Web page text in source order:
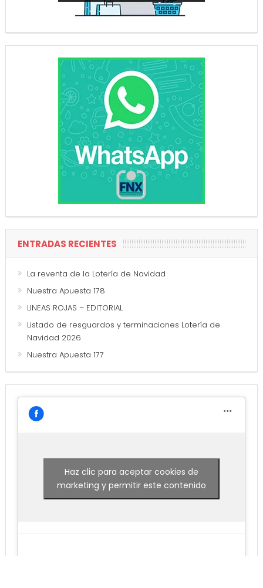
ENTRADAS RECIENTES
La reventa de la Lotería de Navidad
Nuestra Apuesta 178
LINEAS ROJAS – EDITORIAL
Listado de resguardos y terminaciones Lotería de
Navidad 2026
Nuestra Apuesta 177
Haz clic para aceptar cookies de
marketing y permitir este contenido